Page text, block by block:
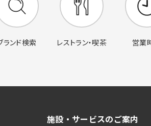
ランド検索 レストラン・喫茶 営業
施設・サービスのご案内